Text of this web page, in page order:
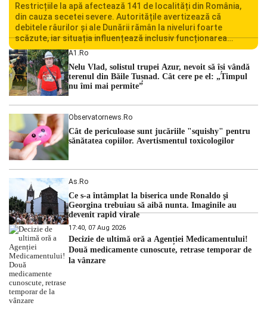
Restricțiile la apă afectează 141 de localități din România,
din cauza secetei severe. Autoritățile avertizează că
debitele râurilor și ale Dunării rămân la niveluri foarte
scăzute, iar situația influențează inclusiv funcționarea
Centralei Nucleare de la Cernavodă. România se confruntă
cu una dintre cele mai dificile perioade din punct de vedere
hidrologic din ultimii ani. Lipsa […]
A1.ro
Nelu Vlad, solistul trupei Azur, nevoit să își vândă
terenul din Băile Tușnad. Cât cere pe el: „Timpul
nu îmi mai permite”
Observatornews.ro
Cât de periculoase sunt jucăriile "squishy" pentru
sănătatea copiilor. Avertismentul toxicologilor
As.ro
Ce s-a întâmplat la biserica unde Ronaldo şi
Georgina trebuiau să aibă nunta. Imaginile au
devenit rapid virale
17:40, 07 Aug 2026
Decizie de ultimă oră a Agenției Medicamentului!
Două medicamente cunoscute, retrase temporar de
la vânzare